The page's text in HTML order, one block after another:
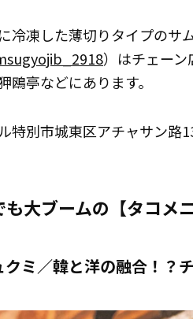
冷凍した薄切りタイプのサ
）はチェーン
鴎亭などにあります。
特別市城東区アチャサン路
も大ブームの【タコメ
ミ／韓と洋の融合！？